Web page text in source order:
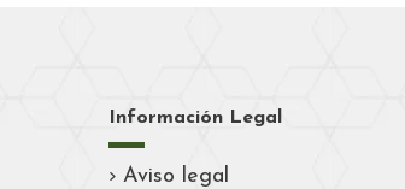
Información Legal
Aviso legal